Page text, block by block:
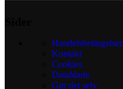
Handelsbetingelser
Kontakt
Cookies
Datablade
Gør det selv